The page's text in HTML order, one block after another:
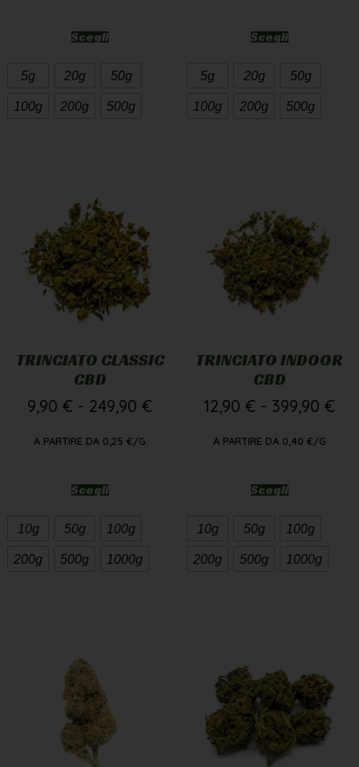
Scegli
5g 20g 50g
100g 200g 500g
Scegli
5g 20g 50g
100g 200g 500g
TRINCIATO CLASSIC
CBD
9,90 € - 249,90 €
A PARTIRE DA 0,25 €/G
Scegli
10g 50g 100g
200g 500g 1000g
TRINCIATO INDOOR
CBD
12,90 € - 399,90 €
A PARTIRE DA 0,40 €/G
Scegli
10g 50g 100g
200g 500g 1000g